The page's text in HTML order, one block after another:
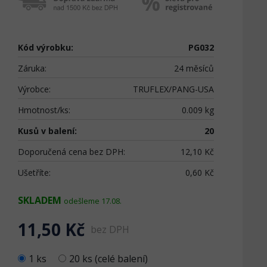
Kód výrobku:
PG032
Záruka:
24 měsíců
Výrobce:
TRUFLEX/PANG-USA
Hmotnost/ks:
0.009 kg
Kusů v balení:
20
Doporučená cena bez DPH:
12,10 Kč
Ušetříte:
0,60 Kč
SKLADEM odešleme 17.08.
11,50 Kč bez DPH
1 ks 20 ks (celé balení)